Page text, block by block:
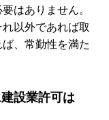
はありません。
以外であれば取
、常勤性を満た
設業許可は